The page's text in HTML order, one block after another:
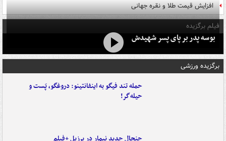
افزایش قیمت طلا و نقره جهانی
فیلم برگزیده
بوسه‌ پدر بر پای پسر شهیدش
برگزیده ورزشی
حمله تند فیگو به اینفانتینو: دروغگو، پَست‌ و
حیله‌گر!
جنجال جدید نیمار در برزیل +فیلم